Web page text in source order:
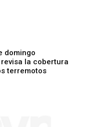
domingo
la cobertura
terremotos